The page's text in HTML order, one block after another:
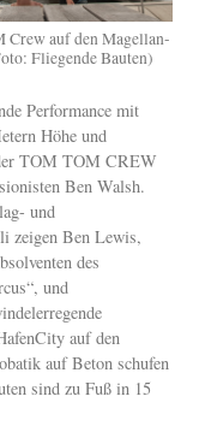
Crew auf den Magellan-
Fliegende Bauten)
Performance mit
Höhe und
TOM TOM CREW
Ben Walsh.
und
zeigen Ben Lewis,
des
und
auf den
auf Beton schufen
sind zu Fuß in 15